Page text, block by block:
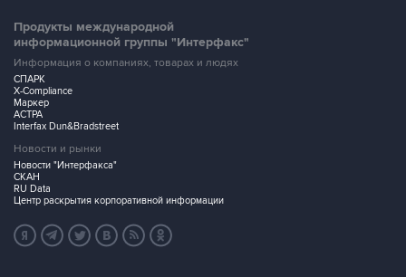
Продукты международной
информационной группы "Интерфакс"
Информация о компаниях, товарах и людях
СПАРК
X-Compliance
Маркер
АСТРА
Interfax Dun&Bradstreet
Новости и рынки
Новости "Интерфакса"
СКАН
RU Data
Центр раскрытия корпоративной информации